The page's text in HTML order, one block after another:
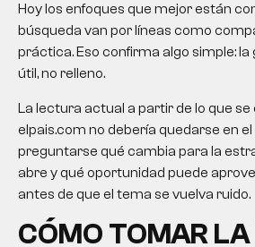
Hoy los enfoques que mejor están
búsqueda van por líneas como
práctica. Eso confirma algo simple:
útil, no relleno.
La lectura actual a partir de lo que
elpais.com no debería quedarse en el
preguntarse qué cambia para la
abre y qué oportunidad puede
antes de que el tema se vuelva ruido.
CÓMO TOMAR LA